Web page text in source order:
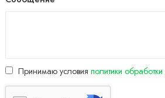
Принимаю условия политики